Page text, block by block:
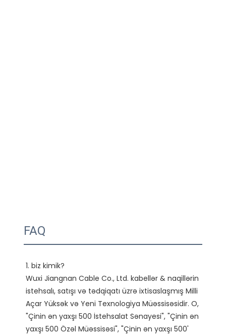
FAQ
1. biz kimik?
Wuxi Jiangnan Cable Co., Ltd. kabellər & naqillərin
istehsalı, satışı və tədqiqatı üzrə ixtisaslaşmış Milli
Açar Yüksək və Yeni Texnologiya Müəssisəsidir. O,
"Çinin ən yaxşı 500 İstehsalat Sənayesi", "Çinin ən
yaxşı 500 Özəl Müəssisəsi", "Çinin ən yaxşı 500'